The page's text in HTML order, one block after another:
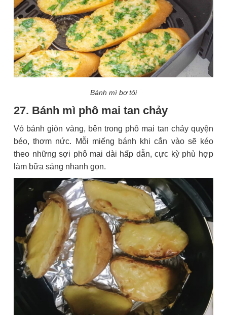
Bánh mì bơ tỏi
27. Bánh mì phô mai tan chảy
Vỏ bánh giòn vàng, bên trong phô mai tan chảy quyện
béo, thơm nức. Mỗi miếng bánh khi cắn vào sẽ kéo
theo những sợi phô mai dài hấp dẫn, cực kỳ phù hợp
làm bữa sáng nhanh gọn.